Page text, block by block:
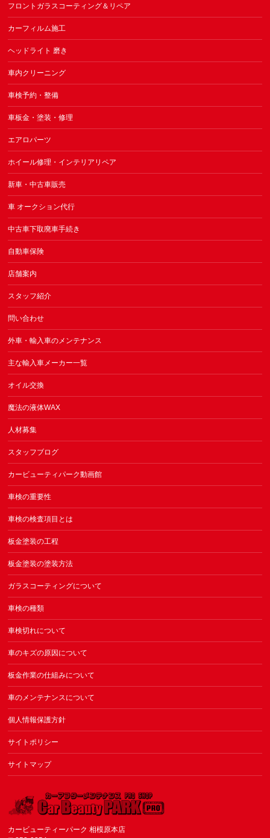
フロントガラスコーティング＆リペア
カーフィルム施工
ヘッドライト 磨き
車内クリーニング
車検予約・整備
車板金・塗装・修理
エアロパーツ
ホイール修理・インテリアリペア
新車・中古車販売
車 オークション代行
中古車下取廃車手続き
自動車保険
店舗案内
スタッフ紹介
問い合わせ
外車・輸入車のメンテナンス
主な輸入車メーカー一覧
オイル交換
魔法の液体WAX
人材募集
スタッフブログ
カービューティパーク動画館
車検の重要性
車検の検査項目とは
板金塗装の工程
板金塗装の塗装方法
ガラスコーティングについて
車検の種類
車検切れについて
車のキズの原因について
板金作業の仕組みについて
車のメンテナンスについて
個人情報保護方針
サイトポリシー
サイトマップ
カービューティーパーク 相模原本店